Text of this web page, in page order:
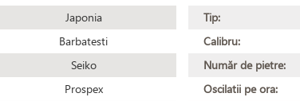
Japonia
Barbatesti
Seiko
Prospex
Tip:
Calibru:
Număr de pietre:
Oscilatii pe ora: